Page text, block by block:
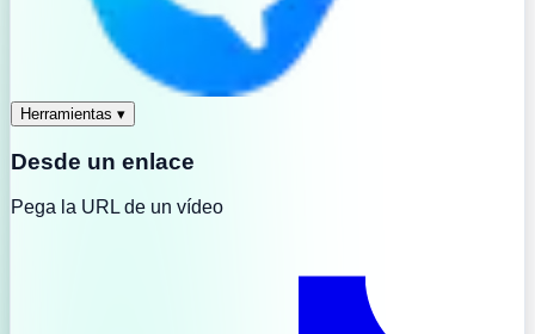
Herramientas ▾
Desde un enlace
Pega la URL de un vídeo